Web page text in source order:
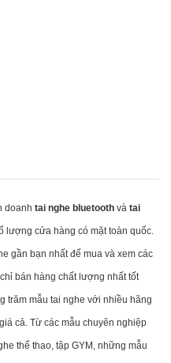
doanh tai nghe bluetooth và tai
lượng cửa hàng có mặt toàn quốc.
gần bạn nhất để mua và xem các
bán hàng chất lượng nhất tốt
trăm mẫu tai nghe với nhiều hãng
cả. Từ các mẫu chuyên nghiệp
thể thao, tập GYM, những mẫu